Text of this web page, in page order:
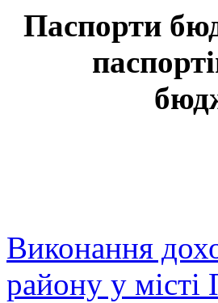
Паспорти
Виконання
району у місті